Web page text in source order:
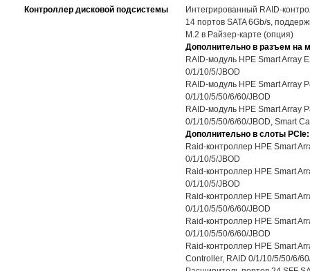
Контроллер дисковой подсистемы
Интегрированный RAID-
14 портов SATA 6Gb/s,
M.2 в Райзер-карте (опция)
Дополнительно в разъем на
RAID-модуль HPE Smart Array
0/1/10/5/JBOD
RAID-модуль HPE Smart Array
0/1/10/5/50/6/60/JBOD
RAID-модуль HPE Smart Array
0/1/10/5/50/6/60/JBOD, Smart
Дополнительно в слоты PCIe:
Raid-контроллер HPE Smart
0/1/10/5/JBOD
Raid-контроллер HPE Smart
0/1/10/5/JBOD
Raid-контроллер HPE Smart
0/1/10/5/50/6/60/JBOD
Raid-контроллер HPE Smart
0/1/10/5/50/6/60/JBOD
Raid-контроллер HPE Smart
Controller, RAID 0/1/10/5/50/6/